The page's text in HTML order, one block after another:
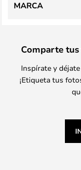
MARCA
Comparte
Inspírate y
¡Etiqueta tus